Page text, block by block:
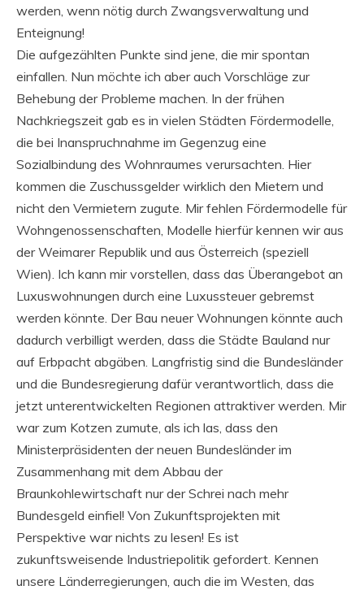
werden, wenn nötig durch Zwangsverwaltung und
Enteignung!
Die aufgezählten Punkte sind jene, die mir spontan
einfallen. Nun möchte ich aber auch Vorschläge zur
Behebung der Probleme machen. In der frühen
Nachkriegszeit gab es in vielen Städten Fördermodelle,
die bei Inanspruchnahme im Gegenzug eine
Sozialbindung des Wohnraumes verursachten. Hier
kommen die Zuschussgelder wirklich den Mietern und
nicht den Vermietern zugute. Mir fehlen Fördermodelle für
Wohngenossenschaften, Modelle hierfür kennen wir aus
der Weimarer Republik und aus Österreich (speziell
Wien). Ich kann mir vorstellen, dass das Überangebot an
Luxuswohnungen durch eine Luxussteuer gebremst
werden könnte. Der Bau neuer Wohnungen könnte auch
dadurch verbilligt werden, dass die Städte Bauland nur
auf Erbpacht abgäben. Langfristig sind die Bundesländer
und die Bundesregierung dafür verantwortlich, dass die
jetzt unterentwickelten Regionen attraktiver werden. Mir
war zum Kotzen zumute, als ich las, dass den
Ministerpräsidenten der neuen Bundesländer im
Zusammenhang mit dem Abbau der
Braunkohlewirtschaft nur der Schrei nach mehr
Bundesgeld einfiel! Von Zukunftsprojekten mit
Perspektive war nichts zu lesen! Es ist
zukunftsweisende Industriepolitik gefordert. Kennen
unsere Länderregierungen, auch die im Westen, das